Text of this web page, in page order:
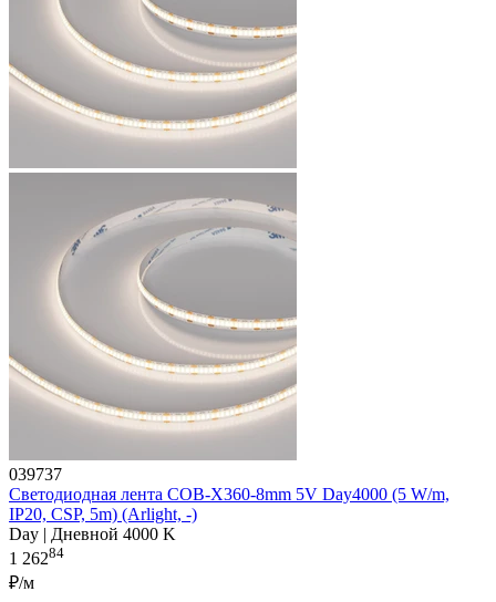
039737
Светодиодная лента COB-X360-8mm 5V Day4000 (5 W/m,
IP20, CSP, 5m) (Arlight, -)
Day | Дневной 4000 K
1 26284
₽/м